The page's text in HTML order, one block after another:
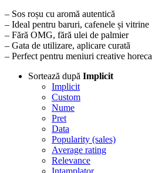
– Sos roșu cu aromă autentică
– Ideal pentru baruri, cafenele și vitrine
– Fără OMG, fără ulei de palmier
– Gata de utilizare, aplicare curată
– Perfect pentru meniuri creative horeca
Sortează după Implicit
Implicit
Custom
Nume
Pret
Data
Popularity (sales)
Average rating
Relevance